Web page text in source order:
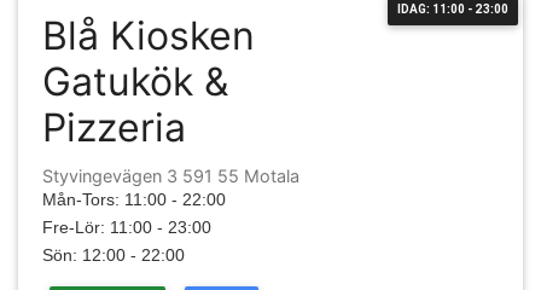
IDAG: 11:00 - 23:00
Blå Kiosken
Gatukök &
Pizzeria
Styvingevägen 3 591 55 Motala
Mån-Tors: 11:00 - 22:00
Fre-Lör: 11:00 - 23:00
Sön: 12:00 - 22:00